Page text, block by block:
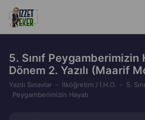
5. Sınıf Peygamberimizin
Dönem 2. Yazılı (Maarif
Yazılı Sınavlar İlköğretim / İ.H.O.
5.
Peygamberimizin Hayatı